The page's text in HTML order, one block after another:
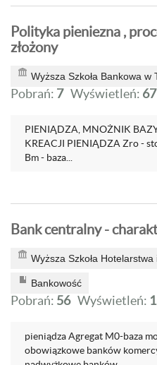
Polityka pieniezna ,
złożony
Wyższa Szkoła Bankowa w
Pobrań: 7 Wyświetleń:
PIENIĄDZA, MNOŻNIK
KREACJI PIENIĄDZA Zro -
Bm - baza...
Bank centralny -
Wyższa Szkoła
Bankowość
Pobrań: 56 Wyświetleń:
pieniądza Agregat M0-baza
obowiązkowe banków